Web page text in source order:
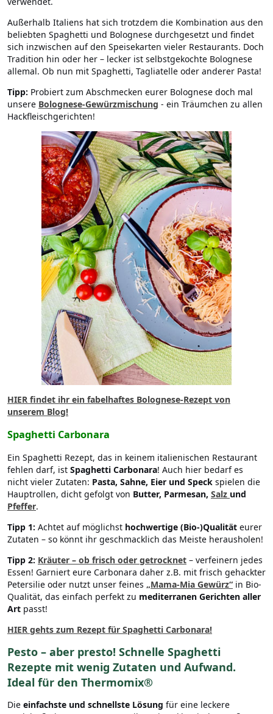
Außerhalb Italiens hat sich trotzdem die Kombination aus den
beliebten Spaghetti und Bolognese durchgesetzt und findet
sich inzwischen auf den Speisekarten vieler Restaurants. Doch
Tradition hin oder her – lecker ist selbstgekochte Bolognese
allemal. Ob nun mit Spaghetti, Tagliatelle oder anderer Pasta!
Tipp: Probiert zum Abschmecken eurer Bolognese doch mal
unsere Bolognese-Gewürzmischung - ein Träumchen zu allen
Hackfleischgerichten!
HIER findet ihr ein fabelhaftes Bolognese-Rezept von
unserem Blog!
Spaghetti Carbonara
Ein Spaghetti Rezept, das in keinem italienischen Restaurant
fehlen darf, ist Spaghetti Carbonara! Auch hier bedarf es
nicht vieler Zutaten: Pasta, Sahne, Eier und Speck spielen die
Hauptrollen, dicht gefolgt von Butter, Parmesan, Salz und
Pfeffer.
Tipp 1: Achtet auf möglichst hochwertige (Bio-)Qualität eurer
Zutaten – so könnt ihr geschmacklich das Meiste herausholen!
Tipp 2: Kräuter – ob frisch oder getrocknet – verfeinern jedes
Essen! Garniert eure Carbonara daher z.B. mit frisch gehackter
Petersilie oder nutzt unser feines „Mama-Mia Gewürz“ in Bio-
Qualität, das einfach perfekt zu mediterranen Gerichten aller
Art passt!
HIER gehts zum Rezept für Spaghetti Carbonara!
Pesto – aber presto! Schnelle Spaghetti
Rezepte mit wenig Zutaten und Aufwand.
Ideal für den Thermomix®
Die einfachste und schnellste Lösung für eine leckere